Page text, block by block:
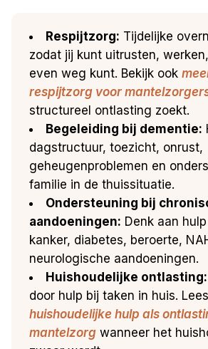
Respijtzorg: Tijdelijke
zodat jij kunt uitrusten,
even weg kunt. Bekijk ook
respijtzorg voor
structureel ontlasting zoekt.
Begeleiding bij dementie:
dagstructuur, toezicht, onrust,
geheugenproblemen en
familie in de thuissituatie.
Ondersteuning bij
aandoeningen: Denk aan hulp
kanker, diabetes, beroerte,
neurologische aandoeningen.
Huishoudelijke ontlasting:
door hulp bij taken in huis.
huishoudelijke hulp als
mantelzorg wanneer het